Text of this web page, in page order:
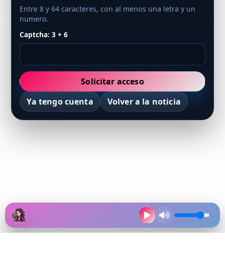
Entre 8 y 64 caracteres, con al menos una letra y un
numero.
Captcha: 3 + 6
Solicitar acceso
Ya tengo cuenta
Volver a la noticia